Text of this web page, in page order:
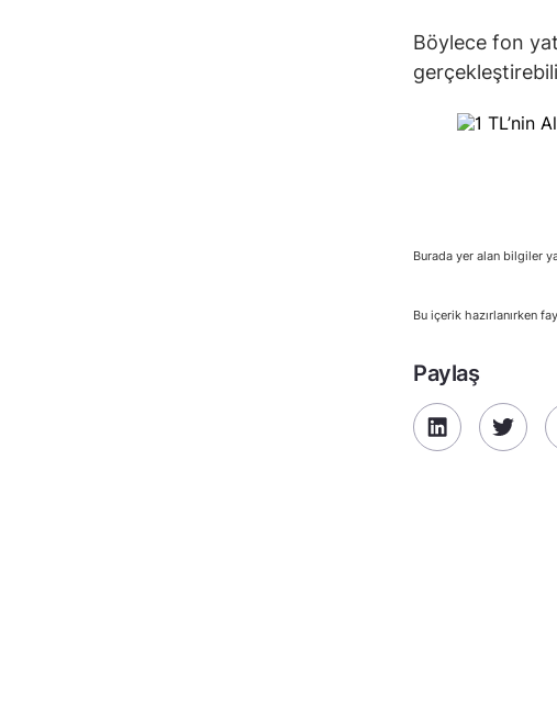
Böylece fon
Burada yer alan bilgiler
Bu içerik hazırlanırken
Paylaş